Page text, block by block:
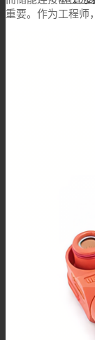
重要。作为工程师